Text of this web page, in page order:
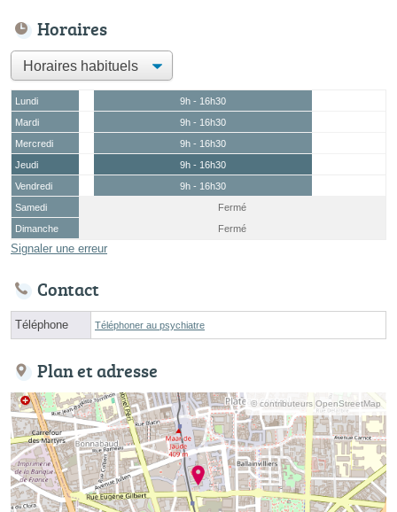
Horaires
Lundi
9h - 16h30
Mardi
9h - 16h30
Mercredi
9h - 16h30
Jeudi
9h - 16h30
Vendredi
9h - 16h30
Samedi
Fermé
Dimanche
Fermé
Signaler une erreur
Contact
Téléphone Téléphoner au psychiatre
Plan et adresse
© contributeurs OpenStreetMap